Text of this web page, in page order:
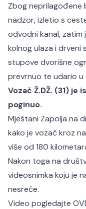
Zbog neprilagođene
nadzor, izletio s
odvodni kanal,
kolnog ulaza i
stupove dvorišne
prevrnuo te udario
Vozač Ž.DŽ. (31)
poginuo.
Mještani Zapolja na
kako je vozač kroz
više od 180
Nakon toga na
videosnimka koju je
nesreće.
Video pogledajte